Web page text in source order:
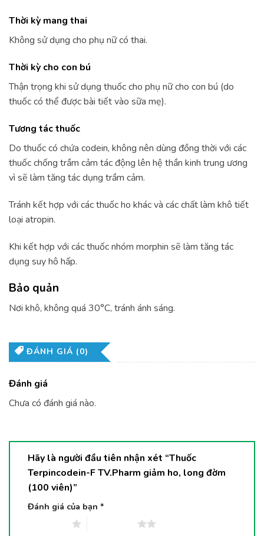
Thời kỳ mang thai
Không sử dụng cho phụ nữ có thai.
Thời kỳ cho con bú
Thận trọng khi sử dụng thuốc cho phụ nữ cho con bú (do
thuốc có thể được bài tiết vào sữa mẹ).
Tương tác thuốc
Do thuốc có chứa codein, không nên dùng đồng thời với các
thuốc chống trầm cảm tác động lên hệ thần kinh trung ương
vì sẽ làm tăng tác dụng trầm cảm.
Tránh kết hợp với các thuốc ho khác và các chất làm khô tiết
loại atropin.
Khi kết hợp với các thuốc nhóm morphin sẽ làm tăng tác
dụng suy hô hấp.
Bảo quản
Nơi khô, không quá 30°C, tránh ánh sáng.
ĐÁNH GIÁ (0)
Đánh giá
Chưa có đánh giá nào.
Hãy là người đầu tiên nhận xét “Thuốc
Terpincodein-F TV.Pharm giảm ho, long đờm
(100 viên)”
Đánh giá của bạn *